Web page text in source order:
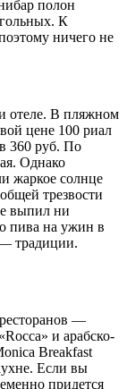
полон
К
ничего не
отеле. В пляжном
цене 100 риал
360 руб. По
Однако
жаркое солнце
трезвости
выпил ни
пива на ужин в
традиции.
ресторанов —
и арабско-
Breakfast
Если вы
придется